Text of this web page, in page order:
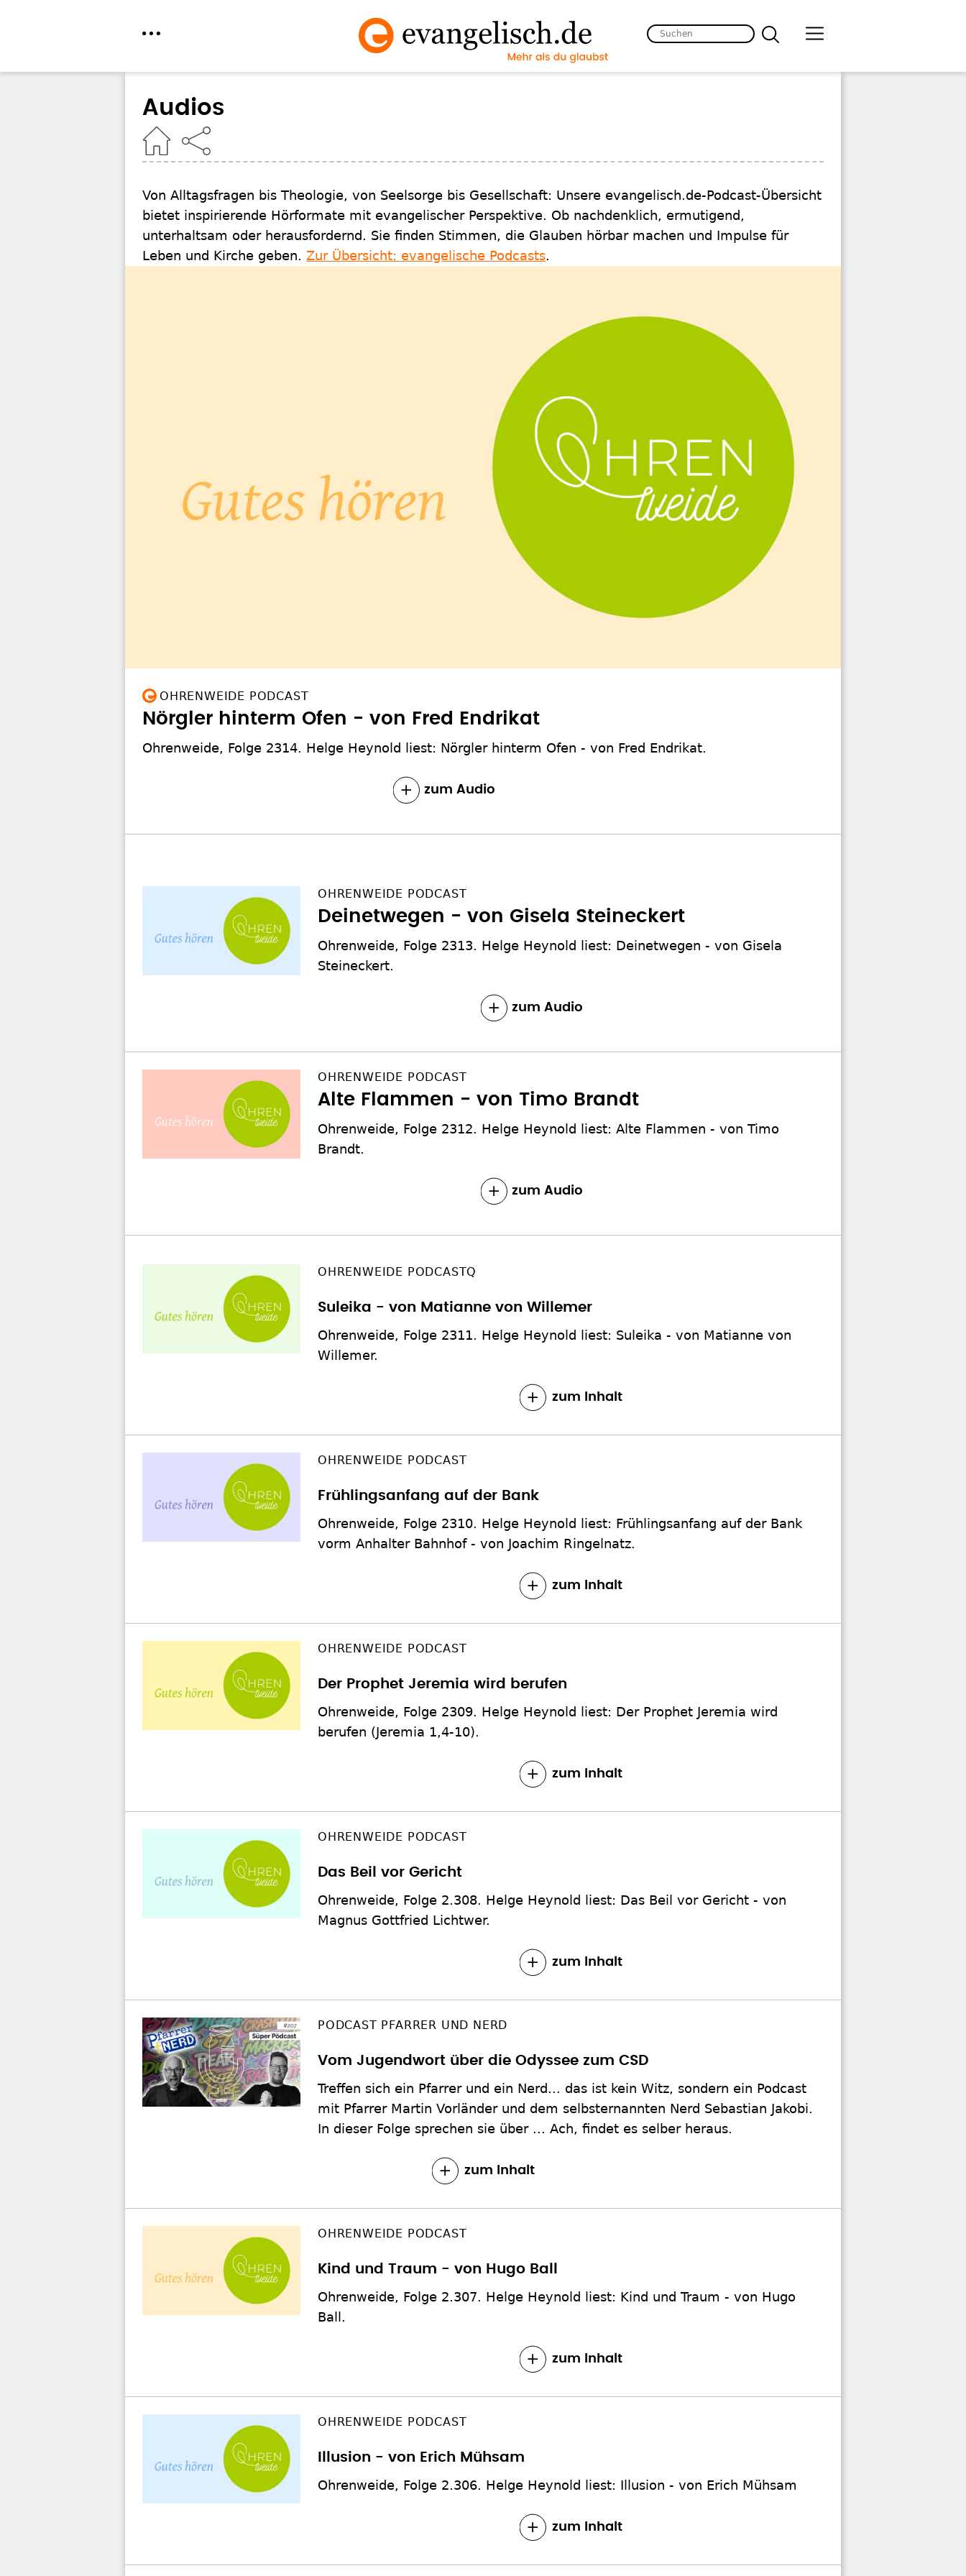
Audios
Von Alltagsfragen bis Theologie, von Seelsorge bis Gesellschaft: Unsere evangelisch.de-Podcast-Übersicht
bietet inspirierende Hörformate mit evangelischer Perspektive. Ob nachdenklich, ermutigend,
unterhaltsam oder herausfordernd. Sie finden Stimmen, die Glauben hörbar machen und Impulse für
Leben und Kirche geben. Zur Übersicht: evangelische Podcasts.
OHRENWEIDE PODCAST
Nörgler hinterm Ofen - von Fred Endrikat
Ohrenweide, Folge 2314. Helge Heynold liest: Nörgler hinterm Ofen - von Fred Endrikat.
OHRENWEIDE PODCAST
Deinetwegen - von Gisela Steineckert
Ohrenweide, Folge 2313. Helge Heynold liest: Deinetwegen - von Gisela
Steineckert.
OHRENWEIDE PODCAST
Alte Flammen - von Timo Brandt
Ohrenweide, Folge 2312. Helge Heynold liest: Alte Flammen - von Timo
Brandt.
OHRENWEIDE PODCASTQ
Suleika - von Matianne von Willemer
Ohrenweide, Folge 2311. Helge Heynold liest: Suleika - von Matianne von
Willemer.
zum Inhalt
OHRENWEIDE PODCAST
Frühlingsanfang auf der Bank
Ohrenweide, Folge 2310. Helge Heynold liest: Frühlingsanfang auf der Bank
vorm Anhalter Bahnhof - von Joachim Ringelnatz.
zum Inhalt
OHRENWEIDE PODCAST
Der Prophet Jeremia wird berufen
Ohrenweide, Folge 2309. Helge Heynold liest: Der Prophet Jeremia wird
berufen (Jeremia 1,4-10).
zum Inhalt
OHRENWEIDE PODCAST
Das Beil vor Gericht
Ohrenweide, Folge 2.308. Helge Heynold liest: Das Beil vor Gericht - von
Magnus Gottfried Lichtwer.
zum Inhalt
PODCAST PFARRER UND NERD
Vom Jugendwort über die Odyssee zum CSD
Treffen sich ein Pfarrer und ein Nerd... das ist kein Witz, sondern ein Podcast
mit Pfarrer Martin Vorländer und dem selbsternannten Nerd Sebastian Jakobi.
In dieser Folge sprechen sie über ... Ach, findet es selber heraus.
zum Inhalt
OHRENWEIDE PODCAST
Kind und Traum - von Hugo Ball
Ohrenweide, Folge 2.307. Helge Heynold liest: Kind und Traum - von Hugo
Ball.
zum Inhalt
OHRENWEIDE PODCAST
Illusion - von Erich Mühsam
Ohrenweide, Folge 2.306. Helge Heynold liest: Illusion - von Erich Mühsam
zum Inhalt